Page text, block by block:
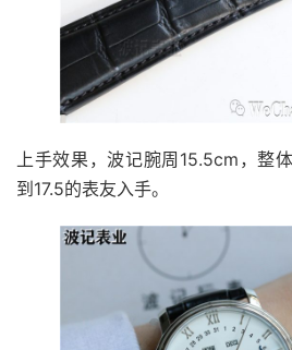
上手效果，波记腕周15.5cm，整
到17.5的表友入手。